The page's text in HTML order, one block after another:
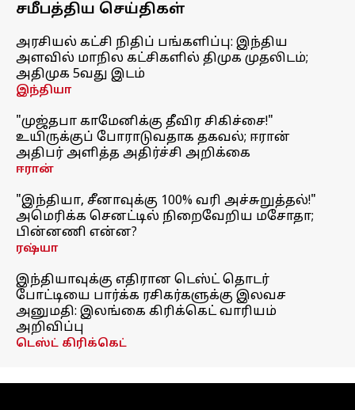
சமீபத்திய செய்திகள்
அரசியல் கட்சி நிதிப் பங்களிப்பு: இந்திய
அளவில் மாநில கட்சிகளில் திமுக முதலிடம்;
அதிமுக 5வது இடம்
இந்தியா
"முஜ்தபா காமேனிக்கு தீவிர சிகிச்சை!"
உயிருக்குப் போராடுவதாக தகவல்; ஈரான்
அதிபர் அளித்த அதிர்ச்சி அறிக்கை
ஈரான்
"இந்தியா, சீனாவுக்கு 100% வரி அச்சுறுத்தல்!"
அமெரிக்க செனட்டில் நிறைவேறிய மசோதா;
பின்னணி என்ன?
ரஷ்யா
இந்தியாவுக்கு எதிரான டெஸ்ட் தொடர்
போட்டியை பார்க்க ரசிகர்களுக்கு இலவச
அனுமதி: இலங்கை கிரிக்கெட் வாரியம்
அறிவிப்பு
டெஸ்ட் கிரிக்கெட்